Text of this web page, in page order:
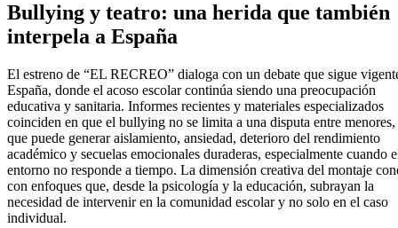
Bullying y teatro: una herida que también
interpela a España
El estreno de “EL RECREO” dialoga con un debate que sigue
España, donde el acoso escolar continúa siendo una preocupación
educativa y sanitaria. Informes recientes y materiales especializados
coinciden en que el bullying no se limita a una disputa entre
que puede generar aislamiento, ansiedad, deterioro del rendimiento
académico y secuelas emocionales duraderas, especialmente cuando
entorno no responde a tiempo. La dimensión creativa del montaje
con enfoques que, desde la psicología y la educación, subrayan la
necesidad de intervenir en la comunidad escolar y no solo en el caso
individual.